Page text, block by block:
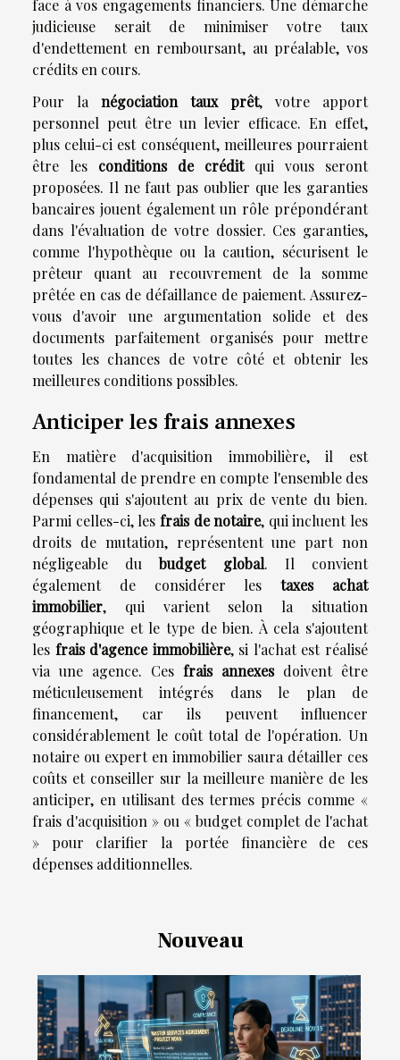
face à vos engagements financiers. Une démarche
judicieuse serait de minimiser votre taux
d'endettement en remboursant, au préalable, vos
crédits en cours.
Pour la négociation taux prêt, votre apport
personnel peut être un levier efficace. En effet,
plus celui-ci est conséquent, meilleures pourraient
être les conditions de créditqui vous seront
proposées. Il ne faut pas oublier que les garanties
bancaires jouent également un rôle prépondérant
dans l'évaluation de votre dossier. Ces garanties,
comme l'hypothèque ou la caution, sécurisent le
prêteur quant au recouvrement de la somme
prêtée en cas de défaillance de paiement. Assurez-
vous d'avoir une argumentation solide et des
documents parfaitement organisés pour mettre
toutes les chances de votre côté et obtenir les
meilleures conditions possibles.
Anticiper les frais annexes
En matière d'acquisition immobilière, il est
fondamental de prendre en compte l'ensemble des
dépenses qui s'ajoutent au prix de vente du bien.
Parmi celles-ci, les frais de notaire, qui incluent les
droits de mutation, représentent une part non
négligeable dubudget global. Il convient
également de considérer lestaxes achat
immobilier, qui varient selon la situation
géographique et le type de bien. À cela s'ajoutent
les frais d'agence immobilière, si l'achat est réalisé
via une agence. Ces frais annexesdoivent être
méticuleusement intégrés dans le plan de
financement, car ils peuvent influencer
considérablement le coût total de l'opération. Un
notaire ou expert en immobilier saura détailler ces
coûts et conseiller sur la meilleure manière de les
anticiper, en utilisant des termes précis comme «
frais d'acquisition » ou « budget complet de l'achat
» pour clarifier la portée financière de ces
dépenses additionnelles.
Nouveau